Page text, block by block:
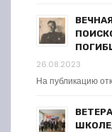
26.08.2023
На публикацию